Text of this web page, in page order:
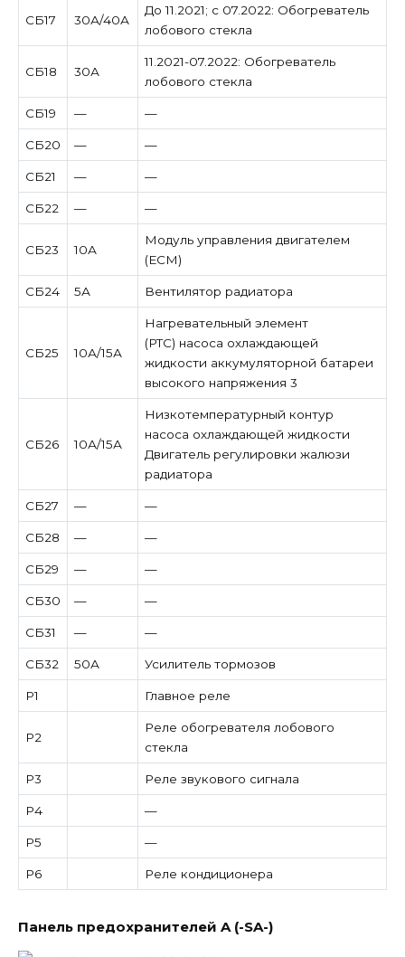
СБ17 30А/40А
До 11.2021; с 07.2022: Обогреватель
лобового стекла
СБ18 30А
11.2021-07.2022: Обогреватель
лобового стекла
СБ19 — —
СБ20 — —
СБ21 — —
СБ22 — —
СБ23 10А
Модуль управления двигателем
(ECM)
СБ24 5А Вентилятор радиатора
СБ25 10А/15А
Нагревательный элемент
(PTC) насоса охлаждающей
жидкости аккумуляторной батареи
высокого напряжения 3
СБ26 10А/15А
Низкотемпературный контур
насоса охлаждающей жидкости
Двигатель регулировки жалюзи
радиатора
СБ27 — —
СБ28 — —
СБ29 — —
СБ30 — —
СБ31 — —
СБ32 50А Усилитель тормозов
Р1 Главное реле
Р2
Реле обогревателя лобового
стекла
Р3 Реле звукового сигнала
Р4 —
Р5 —
Р6 Реле кондиционера
Панель предохранителей A (-SA-)